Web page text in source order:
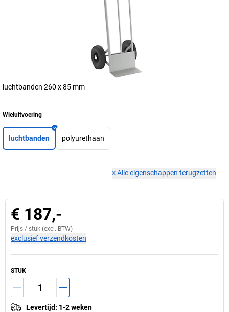
luchtbanden 260 x 85 mm
Wieluitvoering
luchtbanden polyurethaan
×Alle eigenschappen terugzetten
€ 187,-
Prijs / stuk (excl. BTW)
exclusief verzendkosten
STUK
Levertijd: 1-2 weken